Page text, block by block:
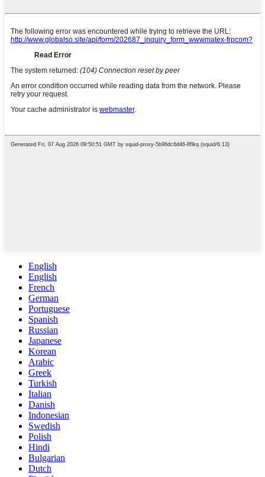
English
English
French
German
Portuguese
Spanish
Russian
Japanese
Korean
Arabic
Greek
Turkish
Italian
Danish
Indonesian
Swedish
Polish
Hindi
Bulgarian
Dutch